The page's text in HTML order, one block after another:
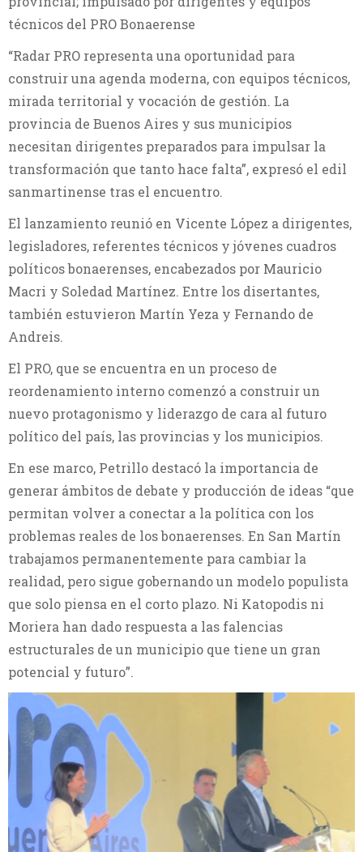
técnicos del PRO Bonaerense
“Radar PRO representa una oportunidad para
construir una agenda moderna, con equipos técnicos,
mirada territorial y vocación de gestión. La
provincia de Buenos Aires y sus municipios
necesitan dirigentes preparados para impulsar la
transformación que tanto hace falta”, expresó el edil
sanmartinense tras el encuentro.
El lanzamiento reunió en Vicente López a dirigentes,
legisladores, referentes técnicos y jóvenes cuadros
políticos bonaerenses, encabezados por Mauricio
Macri y Soledad Martínez. Entre los disertantes,
también estuvieron Martín Yeza y Fernando de
Andreis.
El PRO, que se encuentra en un proceso de
reordenamiento interno comenzó a construir un
nuevo protagonismo y liderazgo de cara al futuro
político del país, las provincias y los municipios.
En ese marco, Petrillo destacó la importancia de
generar ámbitos de debate y producción de ideas “que
permitan volver a conectar a la política con los
problemas reales de los bonaerenses. En San Martín
trabajamos permanentemente para cambiar la
realidad, pero sigue gobernando un modelo populista
que solo piensa en el corto plazo. Ni Katopodis ni
Moriera han dado respuesta a las falencias
estructurales de un municipio que tiene un gran
potencial y futuro”.